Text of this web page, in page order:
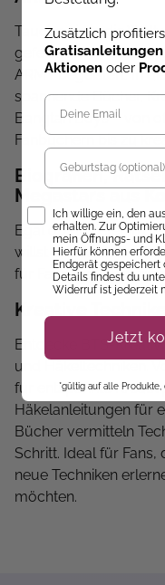
Tauche ein in die Welt
gefeierten K-Pop-
ARMY begeistert. In
spannende Bücher,
Bangtan Boys – von
Fanbüchern bis zu
Biografien,
Megastars aus
Egal ob du tiefer in
willst oder auf der
für Fans bist – hier
Kreative
Entdecke BTS-
und Häkeltechniken.
für entspannte
Häkelanleitungen für
Bücher vermitteln
Schritt. Ideal für Fans,
neue Techniken
möchten.
Zusätzlich
Gratisanleitungen
Aktionen oder
Geburtstag
Opt-InIch willige ein, den
erhalten. Zur
mein Öffnungs- und
Hierfür können
Endgerät gespeichert
Details findest du
Widerruf ist jederzeit
Jetzt
*gültig auf alle